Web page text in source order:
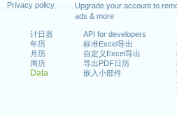
Privacy policy
Upgrade your account to
ads & more
计日器
年历
月历
周历
Data
API for developers
标准Excel导出
自定义Excel导出
导出PDF日历
嵌入小部件